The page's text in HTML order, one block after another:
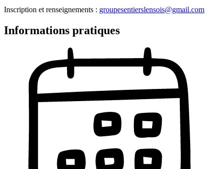
Inscription et renseignements : groupesentierslensois@gmail.com
Informations pratiques